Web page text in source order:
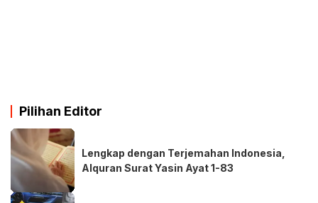
Pilihan Editor
Lengkap dengan Terjemahan Indonesia,
Alquran Surat Yasin Ayat 1-83